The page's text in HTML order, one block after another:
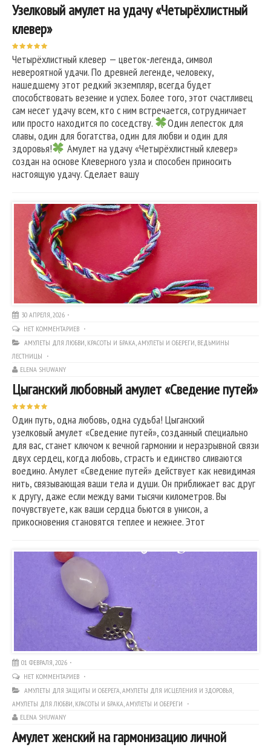
Узелковый амулет на удачу «Четырёхлистный
клевер»
Четырёхлистный клевер — цветок-легенда, символ
невероятной удачи. По древней легенде, человеку,
нашедшему этот редкий экземпляр, всегда будет
способствовать везение и успех. Более того, этот счастливец
сам несет удачу всем, кто с ним встречается, сотрудничает
или просто находится по соседству.
Один лепесток для
славы, один для богатства, один для любви и один для
здоровья!
Амулет на удачу «Четырёхлистный клевер»
создан на основе Клеверного узла и способен приносить
настоящую удачу. Сделает вашу
30 АПРЕЛЯ, 2026
НЕТ КОММЕНТАРИЕВ
АМУЛЕТЫ ДЛЯ ЛЮБВИ, КРАСОТЫ И БРАКА,АМУЛЕТЫ И ОБЕРЕГИ, ВЕДЬМИНЫ
ЛЕСТНИЦЫ
ELENA SHUWANY
Цыганский любовный амулет «Сведение путей»
Один путь, одна любовь, одна судьба! Цыганский
узелковый амулет «Сведение путей», созданный специально
для вас, станет ключом к вечной гармонии и неразрывной связи
двух сердец, когда любовь, страсть и единство сливаются
воедино. Амулет «Сведение путей» действует как невидимая
нить, связывающая ваши тела и души. Он приближает вас друг
к другу, даже если между вами тысячи километров. Вы
почувствуете, как ваши сердца бьются в унисон, а
прикосновения становятся теплее и нежнее. Этот
01 ФЕВРАЛЯ, 2026
НЕТ КОММЕНТАРИЕВ
АМУЛЕТЫ ДЛЯ ЗАЩИТЫ И ОБЕРЕГА АМУЛЕТЫ ДЛЯ ИСЦЕЛЕНИЯ И ЗДОРОВЬЯ
АМУЛЕТЫ ДЛЯ ЛЮБВИ, КРАСОТЫ И БРАКА АМУЛЕТЫ И ОБЕРЕГИ
ELENA SHUWANY
Амулет женский на гармонизацию личной